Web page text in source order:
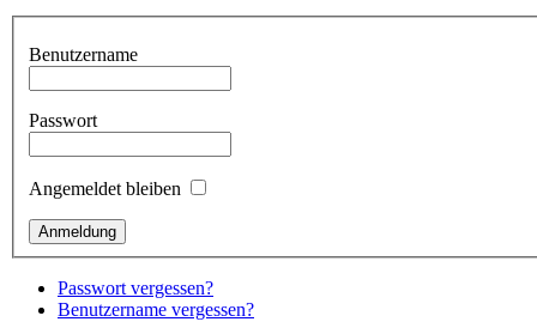
Benutzername
Passwort
Angemeldet bleiben
Passwort vergessen?
Benutzername vergessen?